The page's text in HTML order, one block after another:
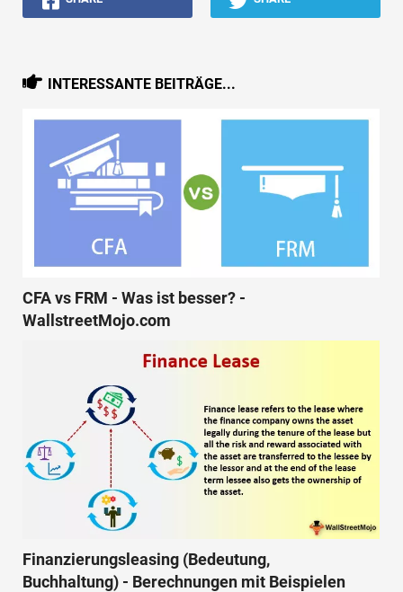
INTERESSANTE BEITRÄGE...
CFA vs FRM - Was ist besser? -
WallstreetMojo.com
Finanzierungsleasing (Bedeutung,
Buchhaltung) - Berechnungen mit Beispielen